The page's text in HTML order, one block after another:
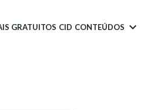
GRATUITOS CID CONTEÚDOS